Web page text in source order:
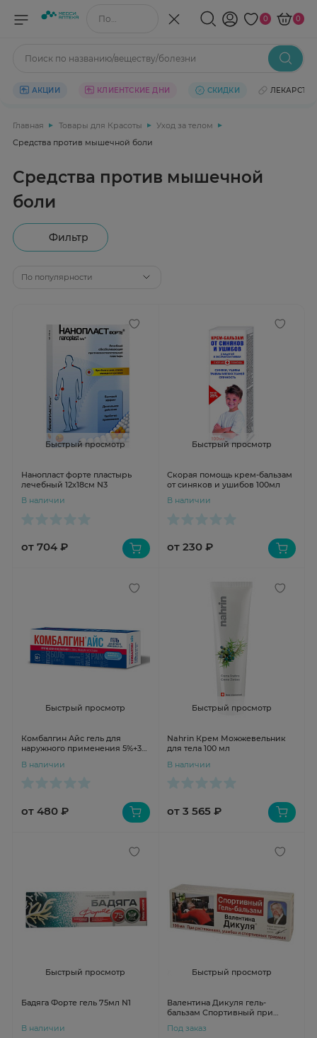
Поиск по названию/веществу 0 0
Поиск по названию/веществу/болезни
АКЦИИ КЛИЕНТСКИЕ ДНИ СКИДКИ ЛЕКАРСТВА
Главная Товары для Красоты
Уход за телом
Средства против мышечной боли
Средства против мышечной
боли
Фильтр
По популярности
Быстрый просмотр
Нанопласт форте пластырь
лечебный 12х18см N3
В наличии
от 704 ₽
Быстрый просмотр
Скорая помощь крем-бальзам
от синяков и ушибов 100мл
В наличии
от 230 ₽
Быстрый просмотр
Комбалгин Айс гель для
наружного применения 5%+3%
В наличии
от 480 ₽
Быстрый просмотр
Nahrin Крем Можжевельник
для тела 100 мл
В наличии
от 3 565 ₽
Быстрый просмотр
Бадяга Форте гель 75мл N1
В наличии
Быстрый просмотр
Валентина Дикуля гель-
бальзам Спортивный при
N1 туба
Под заказ